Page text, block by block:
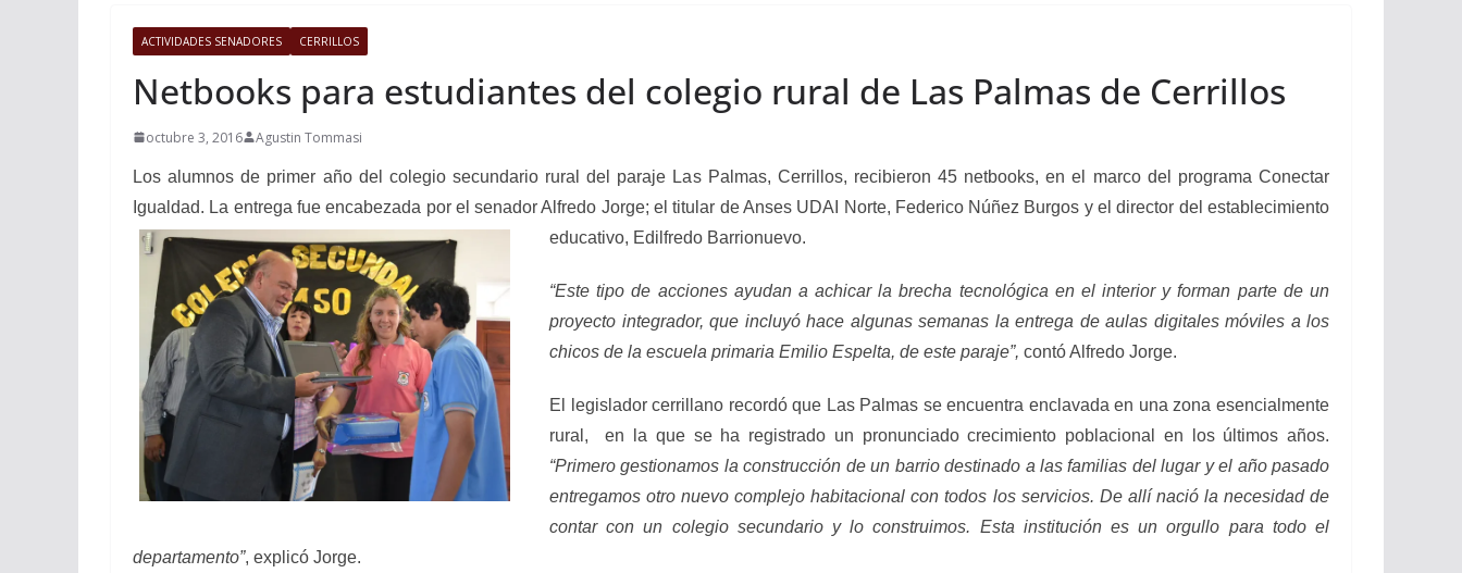
ACTIVIDADES SENADORES CERRILLOS
Netbooks para estudiantes del colegio rural de Las Palmas de Cerrillos
octubre 3, 2016 Agustin Tommasi
Los alumnos de primer año del colegio secundario rural del paraje Las Palmas, Cerrillos, recibieron 45 netbooks, en el marco del programa Conectar
Igualdad. La entrega fue encabezada por el senador Alfredo Jorge; el titular de Anses UDAI Norte, Federico Núñez Burgos y el director del establecimiento
educativo, Edilfredo Barrionuevo.
“Este tipo de acciones ayudan a achicar la brecha tecnológica en el interior y forman parte de un
proyecto integrador, que incluyó hace algunas semanas la entrega de aulas digitales móviles a los
chicos de la escuela primaria Emilio Espelta, de este paraje”, contó Alfredo Jorge.
El legislador cerrillano recordó que Las Palmas se encuentra enclavada en una zona esencialmente
rural, en la que se ha registrado un pronunciado crecimiento poblacional en los últimos años.
“Primero gestionamos la construcción de un barrio destinado a las familias del lugar y el año pasado
entregamos otro nuevo complejo habitacional con todos los servicios. De allí nació la necesidad de
contar con un colegio secundario y lo construimos. Esta institución es un orgullo para todo el
departamento”, explicó Jorge.